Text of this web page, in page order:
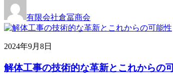
有限会社倉冨商会
2024年9月8日
解体工事の技術的な革新とこれからの